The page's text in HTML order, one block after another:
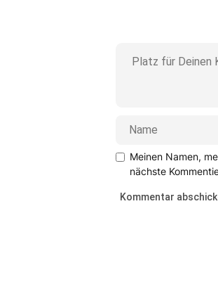
Meinen Namen,
nächste